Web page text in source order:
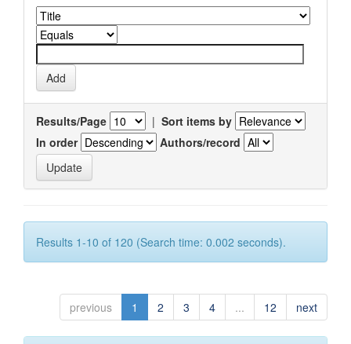
Results/Page | Sort items by
In order
Authors/record
Results 1-10 of 120 (Search time: 0.002 seconds).
previous 1 2 3 4 ... 12 next